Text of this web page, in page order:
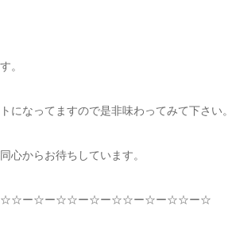
。
になってますので是非味わってみて下さい。
心からお待ちしています。
☆☆ー☆ー☆☆ー☆ー☆☆ー☆ー☆☆ー☆